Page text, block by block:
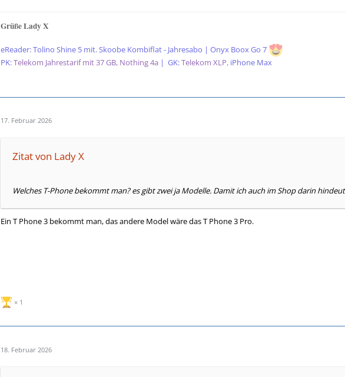
Grüße Lady X
eReader: Tolino Shine 5 mit. Skoobe Kombiflat - Jahresabo | Onyx Boox Go 7
PK:Telekom Jahrestarif mit 37 GB, Nothing 4a | GK:Telekom XLP, iPhone Max
17. Februar 2026
Zitat von Lady X
Welches T-Phone bekommt man? es gibt zwei ja Modelle. Damit ich auch im Shop darin
Ein T Phone 3 bekommt man, das andere Model wäre das T Phone 3 Pro.
1
18. Februar 2026